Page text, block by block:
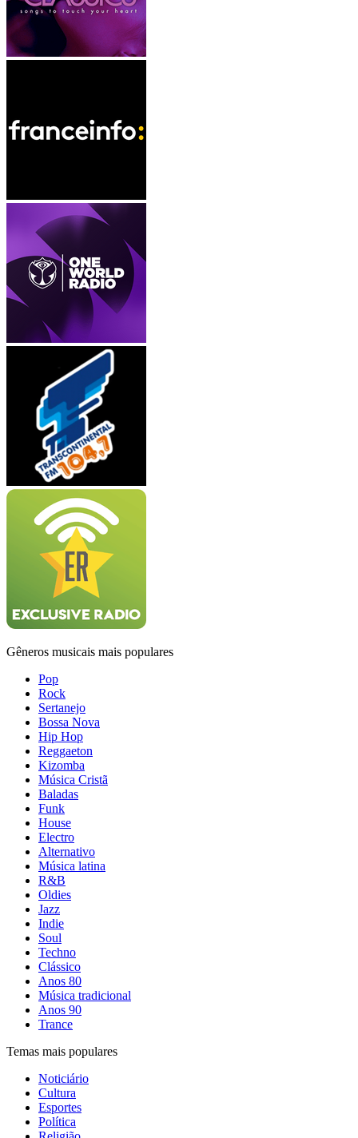
Gêneros musicais mais populares
Pop
Rock
Sertanejo
Bossa Nova
Hip Hop
Reggaeton
Kizomba
Música Cristã
Baladas
Funk
House
Electro
Alternativo
Música latina
R&B
Oldies
Jazz
Indie
Soul
Techno
Clássico
Anos 80
Música tradicional
Anos 90
Trance
Temas mais populares
Noticiário
Cultura
Esportes
Política